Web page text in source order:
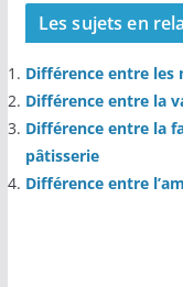
Les sujets en
Différence entre les
Différence entre la
Différence entre la
pâtisserie
Différence entre